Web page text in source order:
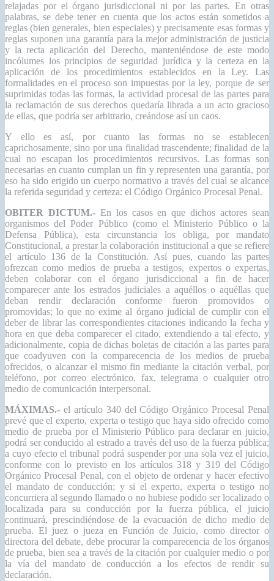
relajadas por el órgano jurisdiccional ni por las partes. En otras
palabras, se debe tener en cuenta que los actos están sometidos a
reglas (bien generales, bien especiales) y precisamente esas formas y
reglas suponen una garantía para la mejor administración de justicia
y la recta aplicación del Derecho, manteniéndose de este modo
incólumes los principios de seguridad jurídica y la certeza en la
aplicación de los procedimientos establecidos en la Ley. Las
formalidades en el proceso son impuestas por la ley, porque de ser
suprimidas todas las formas, la actividad procesal de las partes para
la reclamación de sus derechos quedaría librada a un acto gracioso
de ellas, que podría ser arbitrario, creándose así un caos.
Y ello es así, por cuanto las formas no se establecen
caprichosamente, sino por una finalidad trascendente; finalidad de la
cual no escapan los procedimientos recursivos. Las formas son
necesarias en cuanto cumplan un fin y representen una garantía, por
eso ha sido erigido un cuerpo normativo a través del cual se alcance
la referida seguridad y certeza: el Código Orgánico Procesal Penal.
OBITER DICTUM.- En los casos en que dichos actores sean
organismos del Poder Público (como el Ministerio Público o la
Defensa Pública), esta circunstancia los obliga, por mandato
Constitucional, a prestar la colaboración institucional a que se refiere
el artículo 136 de la Constitución. Así pues, cuando las partes
ofrezcan como medios de prueba a testigos, expertos o expertas,
deben colaborar con el órgano jurisdiccional a fin de hacer
comparecer ante los estrados judiciales a aquéllos o aquéllas que
deban rendir declaración conforme fueron promovidos o
promovidas; lo que no exime al órgano judicial de cumplir con el
deber de librar las correspondientes citaciones indicando la fecha y
hora en que deba comparecer el citado, extendiendo a tal efecto, y
adicionalmente, copia de dichas boletas de citación a las partes para
que coadyuven con la comparecencia de los medios de prueba
ofrecidos, o alcanzar el mismo fin mediante la citación verbal, por
teléfono, por correo electrónico, fax, telegrama o cualquier otro
medio de comunicación interpersonal.
MÁXIMAS.- el artículo 340 del Código Orgánico Procesal Penal
prevé que el experto, experta o testigo que haya sido ofrecido como
medio de prueba por el Ministerio Público para declarar en juicio,
podrá ser conducido al estrado a través del uso de la fuerza pública;
a cuyo efecto el tribunal podrá suspender por una sola vez el juicio,
conforme con lo previsto en los artículos 318 y 319 del Código
Orgánico Procesal Penal, con el objeto de ordenar y hacer efectivo
el mandato de conducción; y si el experto, experta o testigo no
concurriera al segundo llamado o no hubiese podido ser localizado o
localizada para su conducción por la fuerza pública, el juicio
continuará, prescindiéndose de la evacuación de dicho medio de
prueba. El juez o jueza en Función de Juicio, como director o
directora del debate, debe procurar la comparecencia de los órganos
de prueba, bien sea a través de la citación por cualquier medio o por
la vía del mandato de conducción a los efectos de rendir su
declaración.